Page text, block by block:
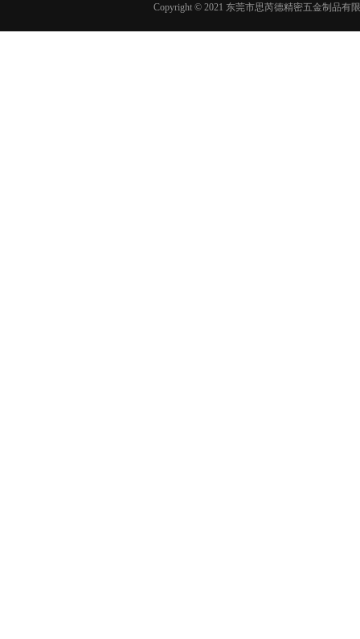
Copyright © 2021 东莞市思芮德精密五金制品有